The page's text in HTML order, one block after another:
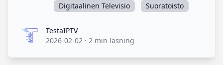
Digitaalinen Televisio
Suoratoisto
TestaIPTVTestaIPTV
2026-02-02 · 2 min läsning